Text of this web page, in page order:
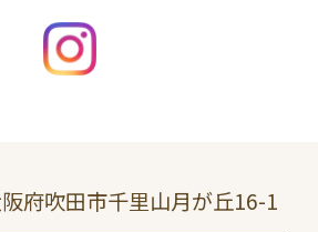
府吹田市千里山月が丘16-1